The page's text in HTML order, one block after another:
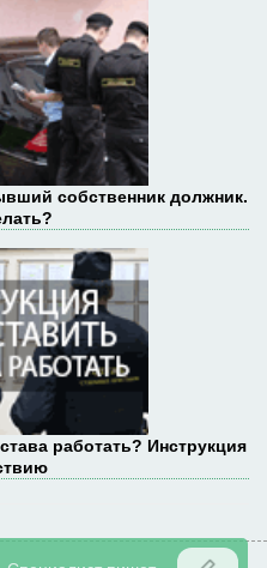
собственник должник.
работать? Инструкция